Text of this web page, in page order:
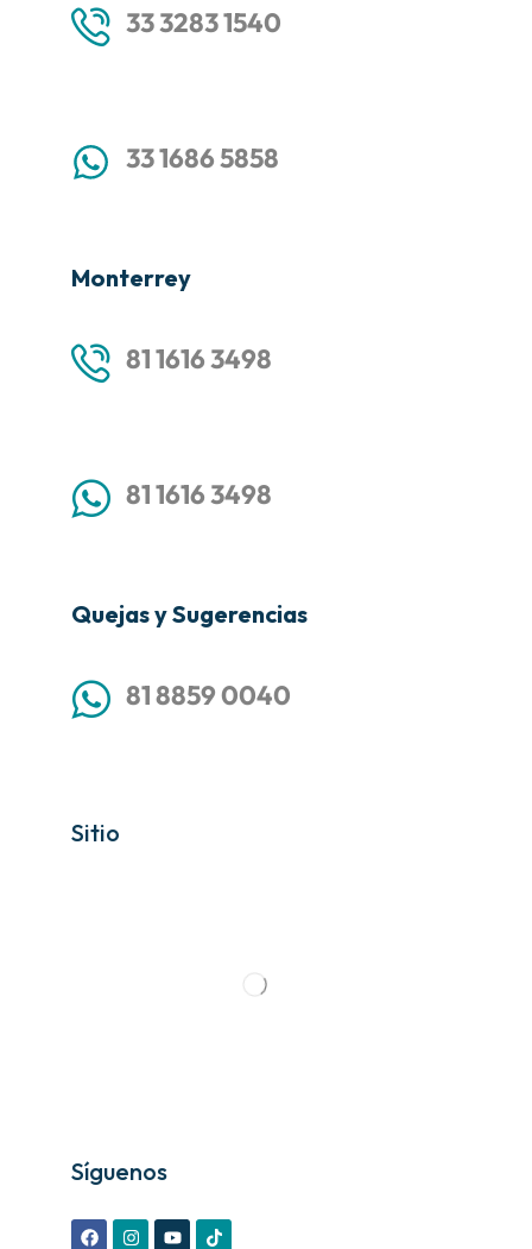
33 3283 1540
33 1686 5858
Monterrey
81 1616 3498
81 1616 3498
Quejas y Sugerencias
81 8859 0040
Sitio
Síguenos